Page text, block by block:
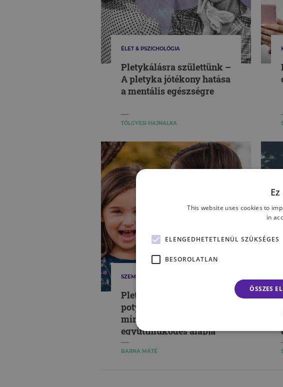
ÉLET & PSZICHOLÓGIA
Pletykálásra születtünk –
A pletyka jótékony hatása
a mentális egészségre
TÖLGYESI HAJNALKA
SZEMÉLYISÉG
Pletykafészkek és
potyautasok – A pletyka,
mint a társadalmi
együttműködés alapja
BARNA MÁTÉ
This website uses cookies to
in
ELENGEDHETETLENÜL SZÜKSÉGES
BESOROLATLAN
ÖSSZES